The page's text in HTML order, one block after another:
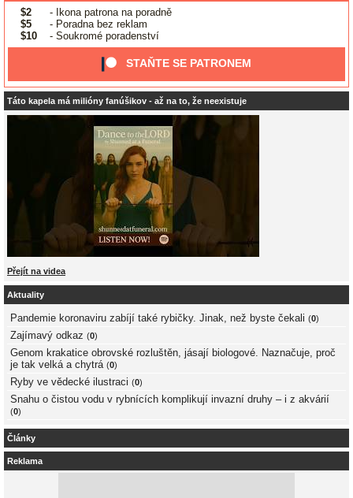
$2
- Ikona patrona na poradně
$5
- Poradna bez reklam
$10
- Soukromé poradenství
STAŇTE SE PATRONEM
Táto kapela má milióny fanúšikov - až na to, že neexistuje
Přejít na videa
Aktuality
Pandemie koronaviru zabíjí také rybičky. Jinak, než byste čekali (0)
Zajímavý odkaz (0)
Genom krakatice obrovské rozluštěn, jásají biologové. Naznačuje, proč
je tak velká a chytrá (0)
Ryby ve vědecké ilustraci (0)
Snahu o čistou vodu v rybnících komplikují invazní druhy – i z akvárií
(0)
Články
Reklama